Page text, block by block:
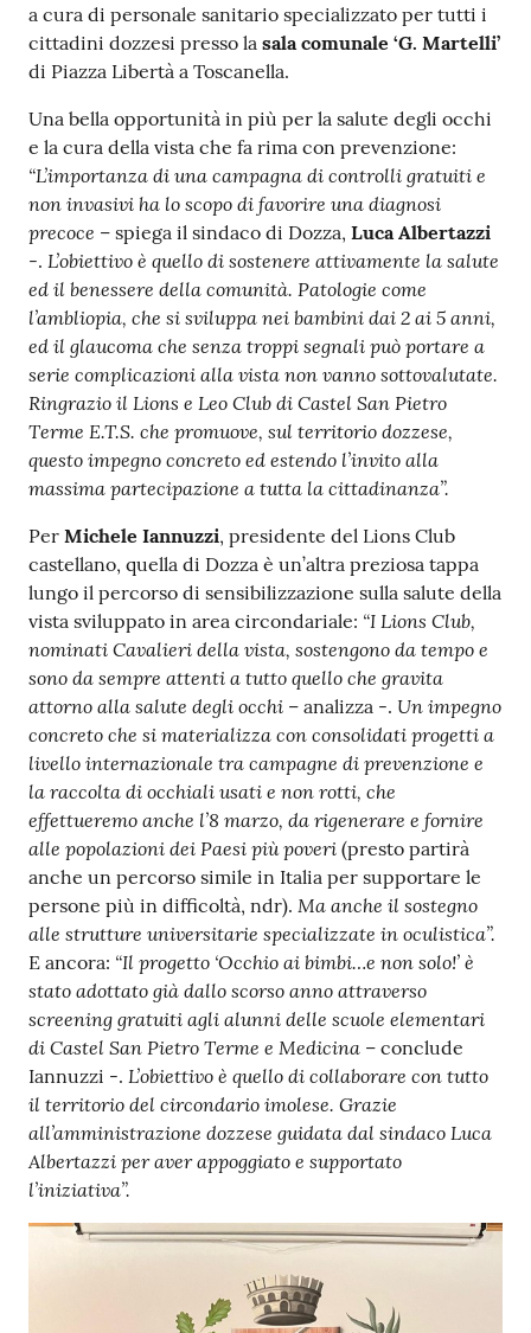
a cura di personale sanitario specializzato per tutti i
cittadini dozzesi presso la sala comunale ‘G. Martelli’
di Piazza Libertà a Toscanella.
Una bella opportunità in più per la salute degli occhi
e la cura della vista che fa rima con prevenzione:
“L’importanza di una campagna di controlli gratuiti e
non invasivi ha lo scopo di favorire una diagnosi
precoce – spiega il sindaco di Dozza, Luca Albertazzi
-. L’obiettivo è quello di sostenere attivamente la salute
ed il benessere della comunità. Patologie come
l’ambliopia, che si sviluppa nei bambini dai 2 ai 5 anni,
ed il glaucoma che senza troppi segnali può portare a
serie complicazioni alla vista non vanno sottovalutate.
Ringrazio il Lions e Leo Club di Castel San Pietro
Terme E.T.S. che promuove, sul territorio dozzese,
questo impegno concreto ed estendo l’invito alla
massima partecipazione a tutta la cittadinanza”.
Per Michele Iannuzzi, presidente del Lions Club
castellano, quella di Dozza è un’altra preziosa tappa
lungo il percorso di sensibilizzazione sulla salute della
vista sviluppato in area circondariale: “I Lions Club,
nominati Cavalieri della vista, sostengono da tempo e
sono da sempre attenti a tutto quello che gravita
attorno alla salute degli occhi – analizza -. Un impegno
concreto che si materializza con consolidati progetti a
livello internazionale tra campagne di prevenzione e
la raccolta di occhiali usati e non rotti, che
effettueremo anche l’8 marzo, da rigenerare e fornire
alle popolazioni dei Paesi più poveri (presto partirà
anche un percorso simile in Italia per supportare le
persone più in difficoltà, ndr). Ma anche il sostegno
alle strutture universitarie specializzate in oculistica”.
E ancora: “Il progetto ‘Occhio ai bimbi…e non solo!’ è
stato adottato già dallo scorso anno attraverso
screening gratuiti agli alunni delle scuole elementari
di Castel San Pietro Terme e Medicina – conclude
Iannuzzi -. L’obiettivo è quello di collaborare con tutto
il territorio del circondario imolese. Grazie
all’amministrazione dozzese guidata dal sindaco Luca
Albertazzi per aver appoggiato e supportato
l’iniziativa”.